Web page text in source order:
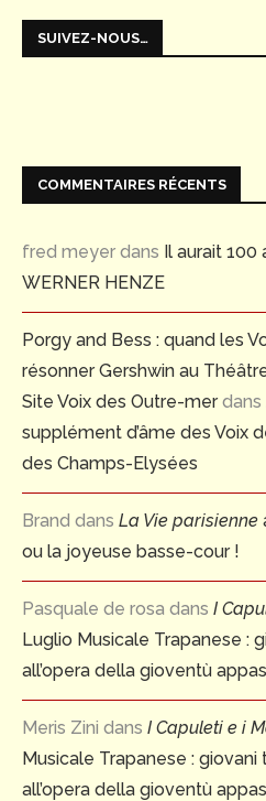
SUIVEZ-NOUS…
COMMENTAIRES RÉCENTS
fred meyer dans Il aurait 100
WERNER HENZE
Porgy and Bess : quand les
résonner Gershwin au
Site Voix des Outre-merdans
supplément d’âme des Voix
des Champs-Elysées
Brand dans La Vie parisienne
ou la joyeuse basse-cour !
Pasquale de rosa dans I
Luglio Musicale Trapanese :
all’opera della gioventù
Meris Zini dans I Capuleti e i
Musicale Trapanese :
all’opera della gioventù